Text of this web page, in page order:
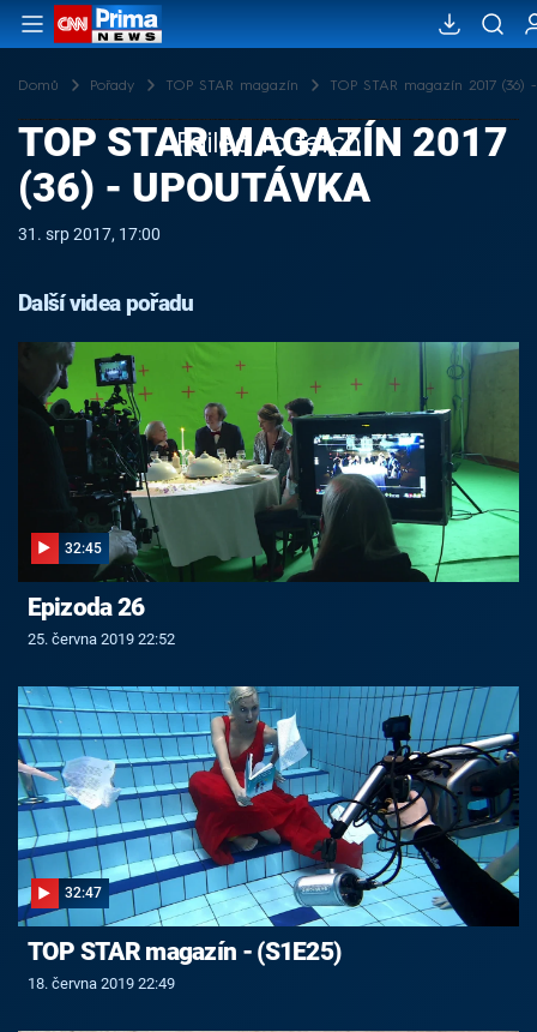
Domů Pořady TOP STAR magazín TOP STAR magazín 2017 (36)
Failed to fetch
TOP STAR MAGAZÍN 2017
(36) - UPOUTÁVKA
31. srp 2017, 17:00
Další videa pořadu
32:45
Epizoda 26
25. června 2019 22:52
32:47
TOP STAR magazín - (S1E25)
18. června 2019 22:49